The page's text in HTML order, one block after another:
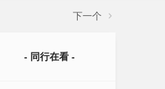
下一个
- 同行在看 -